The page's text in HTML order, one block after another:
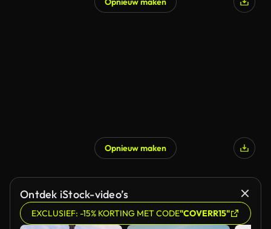
Gegenereerd door AI
Opnieuw maken
Ontdek iStock-video’s
EXCLUSIEF: -15% KORTING MET CODE"COVERR15"